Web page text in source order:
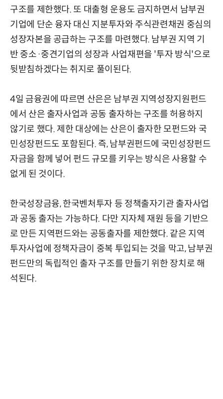
구조를 제한했다. 또 대출형 운용도 금지하면서 남부권
기업에 단순 융자 대신 지분투자와 주식관련채권 중심의
성장자본을 공급하는 구조를 마련했다. 남부권 지역 기
반 중소·중견기업의 성장과 사업재편을 '투자 방식'으로
뒷받침하겠다는 취지로 풀이된다.
4일 금융권에 따르면 산은은 남부권 지역성장지원펀드
에서 산은 출자사업과 공동 출자하는 구조를 허용하지
않기로 했다. 제한 대상에는 산은이 출자한 모펀드와 국
민성장펀드도 포함된다. 즉, 남부권펀드에 국민성장펀드
자금을 함께 넣어 펀드 규모를 키우는 방식은 사용할 수
없게 된 것이다.
한국성장금융, 한국벤처투자 등 정책출자기관 출자사업
과 공동 출자는 가능하다. 다만 지자체 재원 등을 기반으
로 만든 지역펀드와는 공동출자를 제한했다. 같은 지역
투자사업에 정책자금이 중복 투입되는 것을 막고, 남부권
펀드만의 독립적인 출자 구조를 만들기 위한 장치로 해
석된다.